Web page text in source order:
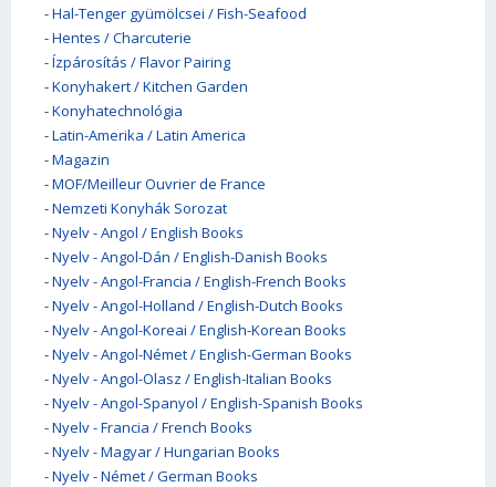
-Hal-Tenger gyümölcsei / Fish-Seafood
-Hentes / Charcuterie
-Ízpárosítás / Flavor Pairing
-Konyhakert / Kitchen Garden
-Konyhatechnológia
-Latin-Amerika / Latin America
-Magazin
-MOF/Meilleur Ouvrier de France
-Nemzeti Konyhák Sorozat
-Nyelv - Angol / English Books
-Nyelv - Angol-Dán / English-Danish Books
-Nyelv - Angol-Francia / English-French Books
-Nyelv - Angol-Holland / English-Dutch Books
-Nyelv - Angol-Koreai / English-Korean Books
-Nyelv - Angol-Német / English-German Books
-Nyelv - Angol-Olasz / English-Italian Books
-Nyelv - Angol-Spanyol / English-Spanish Books
-Nyelv - Francia / French Books
-Nyelv - Magyar / Hungarian Books
-Nyelv - Német / German Books